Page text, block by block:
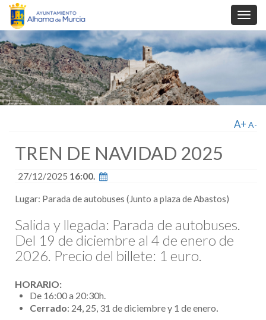
A+ A-
TREN DE NAVIDAD 2025
27/12/2025 16:00.
Lugar: Parada de autobuses (Junto a plaza de Abastos)
Salida y llegada: Parada de autobuses.
Del 19 de diciembre al 4 de enero de
2026. Precio del billete: 1 euro.
HORARIO:
De 16:00 a 20:30h.
Cerrado: 24, 25, 31 de diciembre y 1 de enero.